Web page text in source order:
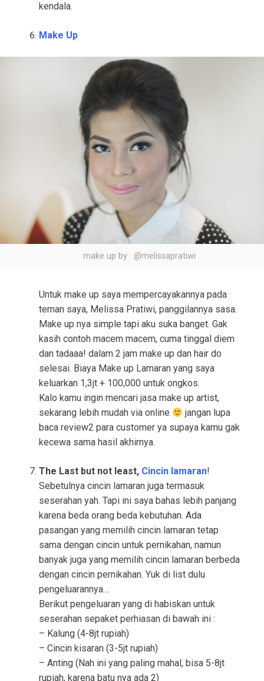
kendala.
Make Up
make up by : @melissapratiwi
Untuk make up saya mempercayakannya pada
teman saya, Melissa Pratiwi, panggilannya sasa.
Make up nya simple tapi aku suka banget. Gak
kasih contoh macem macem, cuma tinggal diem
dan tadaaa! dalam 2 jam make up dan hair do
selesai. Biaya Make up Lamaran yang saya
keluarkan 1,3jt + 100,000 untuk ongkos.
Kalo kamu ingin mencari jasa make up artist,
sekarang lebih mudah via online
jangan lupa
baca review2 para customer ya supaya kamu gak
kecewa sama hasil akhirnya.
The Last but not least, Cincin lamaran!
Sebetulnya cincin lamaran juga termasuk
seserahan yah. Tapi ini saya bahas lebih panjang
karena beda orang beda kebutuhan. Ada
pasangan yang memilih cincin lamaran tetap
sama dengan cincin untuk pernikahan, namun
banyak juga yang memilih cincin lamaran berbeda
dengan cincin pernikahan. Yuk di list dulu
pengeluarannya…
Berikut pengeluaran yang di habiskan untuk
seserahan sepaket perhiasan di bawah ini :
– Kalung (4-8jt rupiah)
– Cincin kisaran (3-5jt rupiah)
– Anting (Nah ini yang paling mahal, bisa 5-8jt
rupiah, karena batu nya ada 2)